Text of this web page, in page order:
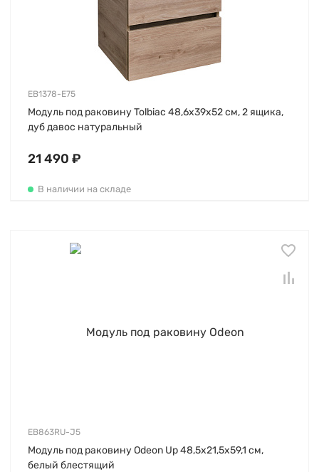
EB1378-E75
Модуль под раковину Tolbiac 48,6х39х52 см, 2 ящика,
дуб давос натуральный
21 490 ₽
В наличии на складе
EB863RU-J5
Модуль под раковину Odeon Up 48,5х21,5х59,1 см,
белый блестящий